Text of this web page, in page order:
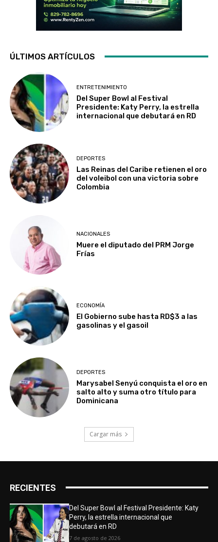
ÚLTIMOS ARTÍCULOS
ENTRETENIMIENTO
Del Super Bowl al Festival
Presidente: Katy Perry, la estrella
internacional que debutará en RD
DEPORTES
Las Reinas del Caribe retienen el oro
del voleibol con una victoria sobre
Colombia
NACIONALES
Muere el diputado del PRM Jorge
Frías
ECONOMÍA
El Gobierno sube hasta RD$3 a las
gasolinas y el gasoil
DEPORTES
Marysabel Senyú conquista el oro en
salto alto y suma otro título para
Dominicana
Cargar más
RECIENTES
Del Super Bowl al Festival Presidente: Katy
Perry, la estrella internacional que
debutará en RD
7 de agosto de 2026